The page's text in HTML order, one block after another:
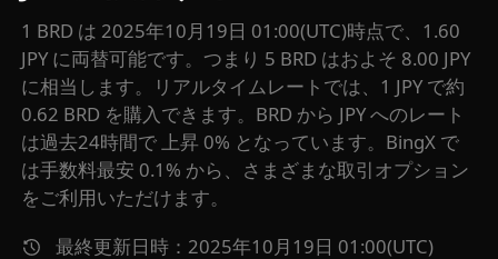
1 BRD は 2025年10月19日 01:00(UTC)時点で、1.60
JPY に両替可能です。つまり 5 BRD はおよそ 8.00 JPY
に相当します。リアルタイムレートでは、1 JPY で約
0.62 BRD を購入できます。BRD から JPY へのレート
は過去24時間で 上昇 0% となっています。BingX で
は手数料最安 0.1% から、さまざまな取引オプション
をご利用いただけます。
最終更新日時：2025年10月19日 01:00(UTC)